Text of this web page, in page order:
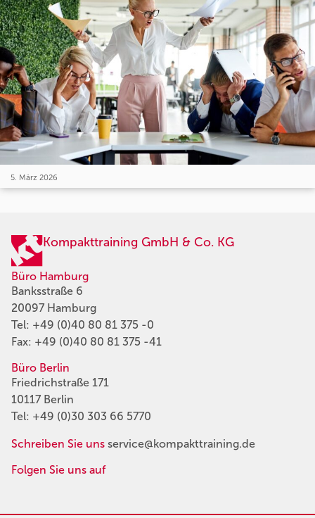
5. März 2026
Kompakttraining GmbH & Co. KG
Büro Hamburg
Banksstraße 6
20097 Hamburg
Tel: +49 (0)40 80 81 375 -0
Fax: +49 (0)40 80 81 375 -41
Büro Berlin
Friedrichstraße 171
10117 Berlin
Tel: +49 (0)30 303 66 5770
Schreiben Sie uns service@kompakttraining.de
Folgen Sie uns auf